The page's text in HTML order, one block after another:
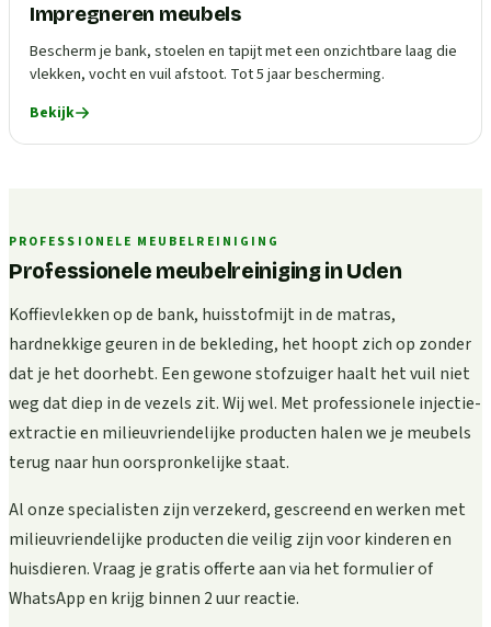
Impregneren meubels
Bescherm je bank, stoelen en tapijt met een onzichtbare laag die
vlekken, vocht en vuil afstoot. Tot 5 jaar bescherming.
Bekijk
PROFESSIONELE MEUBELREINIGING
Professionele meubelreiniging in Uden
Koffievlekken op de bank, huisstofmijt in de matras,
hardnekkige geuren in de bekleding, het hoopt zich op zonder
dat je het doorhebt. Een gewone stofzuiger haalt het vuil niet
weg dat diep in de vezels zit. Wij wel. Met professionele injectie-
extractie en milieuvriendelijke producten halen we je meubels
terug naar hun oorspronkelijke staat.
Al onze specialisten zijn verzekerd, gescreend en werken met
milieuvriendelijke producten die veilig zijn voor kinderen en
huisdieren. Vraag je gratis offerte aan via het formulier of
WhatsApp en krijg binnen 2 uur reactie.